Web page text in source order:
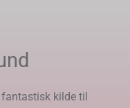
kilde til